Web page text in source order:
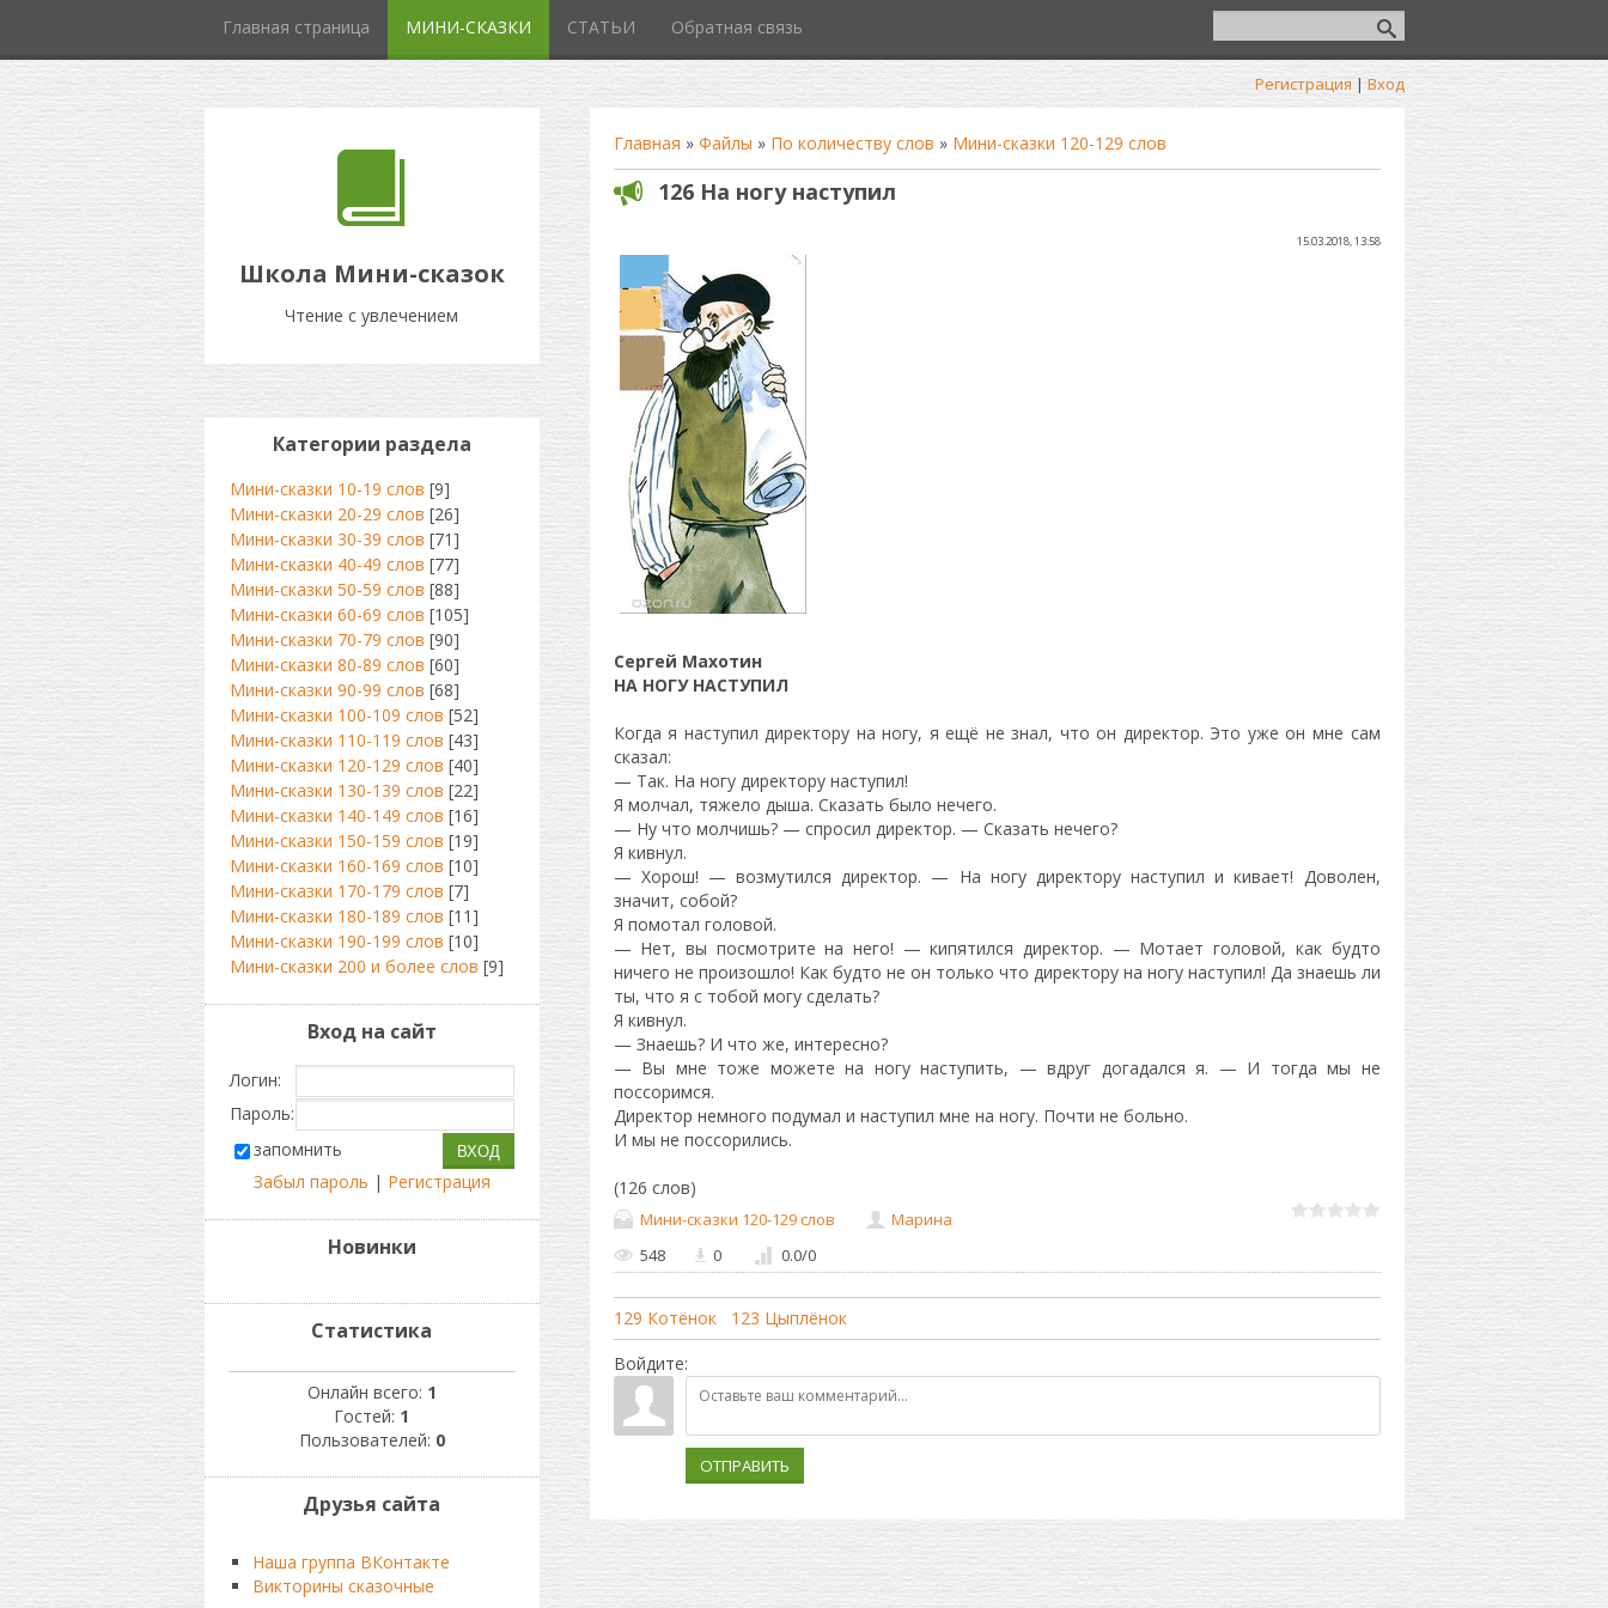
Главная страница МИНИ-СКАЗКИ СТАТЬИ Обратная связь
Регистрация | Вход
Школа Мини-сказок
Чтение с увлечением
Главная » Файлы » По количеству слов » Мини-сказки 120-129 слов
126 На ногу наступил
15.03.2018, 13:58
Сергей Махотин
НА НОГУ НАСТУПИЛ
Когда я наступил директору на ногу, я ещё не знал, что он директор. Это уже он мне сам
сказал:
— Так. На ногу директору наступил!
Я молчал, тяжело дыша. Сказать было нечего.
— Ну что молчишь? — спросил директор. — Сказать нечего?
Я кивнул.
— Хорош! — возмутился директор. — На ногу директору наступил и кивает! Доволен,
значит, собой?
Я помотал головой.
— Нет, вы посмотрите на него! — кипятился директор. — Мотает головой, как будто
ничего не произошло! Как будто не он только что директору на ногу наступил! Да знаешь ли
ты, что я с тобой могу сделать?
Я кивнул.
— Знаешь? И что же, интересно?
— Вы мне тоже можете на ногу наступить, — вдруг догадался я. — И тогда мы не
поссоримся.
Директор немного подумал и наступил мне на ногу. Почти не больно.
И мы не поссорились.
(126 слов)
Мини-сказки 120-129 слов
Марина
548
0 0.0/0
129 Котёнок
123 Цыплёнок
Войдите:
ОТПРАВИТЬ
Категории раздела
Мини-сказки 10-19 слов [9]
Мини-сказки 20-29 слов [26]
Мини-сказки 30-39 слов [71]
Мини-сказки 40-49 слов [77]
Мини-сказки 50-59 слов [88]
Мини-сказки 60-69 слов [105]
Мини-сказки 70-79 слов [90]
Мини-сказки 80-89 слов [60]
Мини-сказки 90-99 слов [68]
Мини-сказки 100-109 слов [52]
Мини-сказки 110-119 слов [43]
Мини-сказки 120-129 слов [40]
Мини-сказки 130-139 слов [22]
Мини-сказки 140-149 слов [16]
Мини-сказки 150-159 слов [19]
Мини-сказки 160-169 слов [10]
Мини-сказки 170-179 слов [7]
Мини-сказки 180-189 слов [11]
Мини-сказки 190-199 слов [10]
Мини-сказки 200 и более слов [9]
Вход на сайт
Логин:
Пароль:
запомнить
Забыл пароль | Регистрация
Новинки
Статистика
Онлайн всего: 1
Гостей: 1
Пользователей: 0
Друзья сайта
Наша группа ВКонтакте
Викторины сказочные